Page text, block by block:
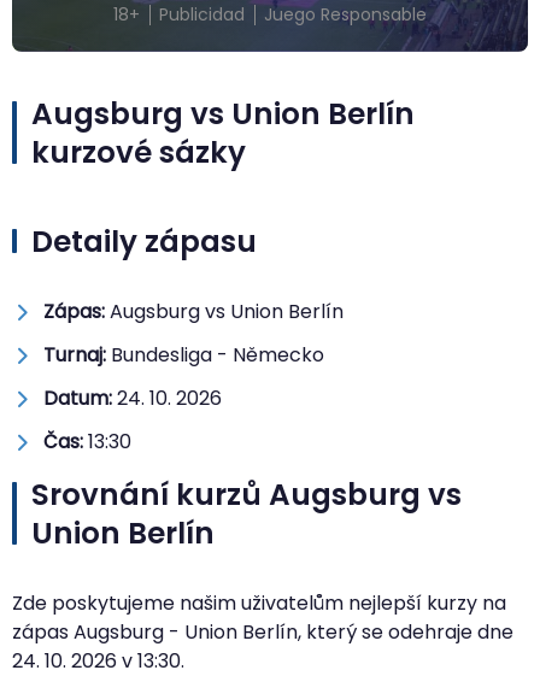
18+ Publicidad Juego Responsable
Augsburg vs Union Berlín
kurzové sázky
Detaily zápasu
Zápas:Augsburg vs Union Berlín
Turnaj: Bundesliga - Německo
Datum:24. 10. 2026
Čas:13:30
Srovnání kurzů Augsburg vs
Union Berlín
Zde poskytujeme našim uživatelům nejlepší kurzy na
zápas Augsburg - Union Berlín, který se odehraje dne
24. 10. 2026v13:30.